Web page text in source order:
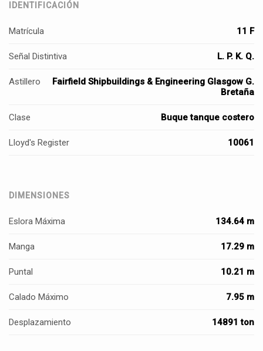
IDENTIFICACIÓN
Matrícula 11 F
Señal Distintiva L. P. K. Q.
Astillero
Fairfield Shipbuildings & Engineering Glasgow G.
Bretaña
Clase Buque tanque costero
Lloyd's Register 10061
DIMENSIONES
Eslora Máxima 134.64 m
Manga 17.29 m
Puntal 10.21 m
Calado Máximo 7.95 m
Desplazamiento 14891 ton